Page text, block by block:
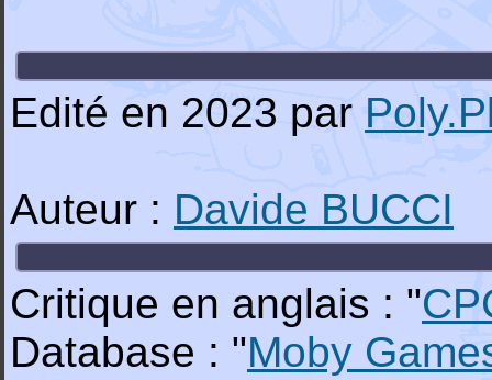
Edité en 2023 par
Auteur : Davide BUCCI
Critique en anglais : "
Database : "Moby